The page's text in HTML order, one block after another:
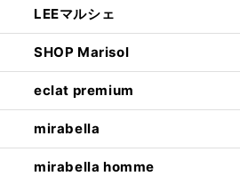
LEEマルシェ
SHOP Marisol
eclat premium
mirabella
mirabella homme